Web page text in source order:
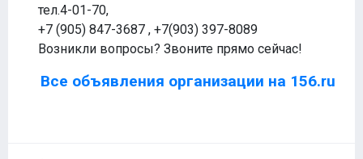
тел.4-01-70,
+7 (905) 847-3687 , +7(903) 397-8089
Возникли вопросы? Звоните прямо сейчас!
Все объявления организации на 156.ru